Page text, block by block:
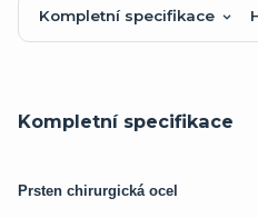
Kompletní specifikace
Kompletní specifikace
Prsten chirurgická ocel